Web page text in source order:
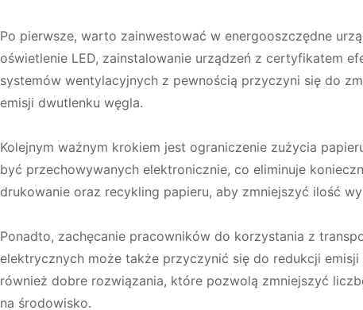
Po pierwsze, warto zainwestować w energooszczędne
oświetlenie LED, zainstalowanie urządzeń z certyfikatem
systemów wentylacyjnych z pewnością przyczyni się do
emisji dwutlenku węgla.
Kolejnym ważnym krokiem jest ograniczenie zużycia
być przechowywanych elektronicznie, co eliminuje
drukowanie oraz recykling papieru, aby zmniejszyć ilość
Ponadto, zachęcanie pracowników do korzystania z
elektrycznych może także przyczynić się do redukcji
również dobre rozwiązania, które pozwolą zmniejszyć
na środowisko.